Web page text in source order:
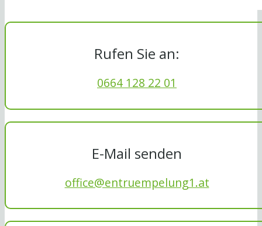
Rufen Sie an:
0664 128 22 01
E-Mail senden
office@entruempelung1.at